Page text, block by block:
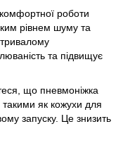
роботи
рівнем шуму та
та підвищує
що пневмоніжка
як кожухи для
запуску. Це знизить